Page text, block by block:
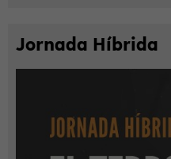
Jor­na­da Híbrida